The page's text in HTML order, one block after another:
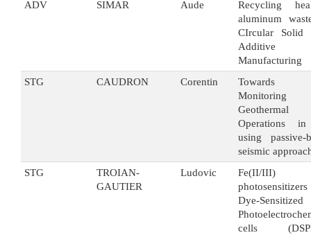
ADV SIMAR Aude
Recycling
aluminum
CIrcular Solid
Additive
Manufacturing
STG
CAUDRON Corentin
Towards
Geothermal
Operations
using passive-
seismic
STG
TROIAN-
GAUTIER
Ludovic
Fe(II/III)
Dye-Sensitized
cells